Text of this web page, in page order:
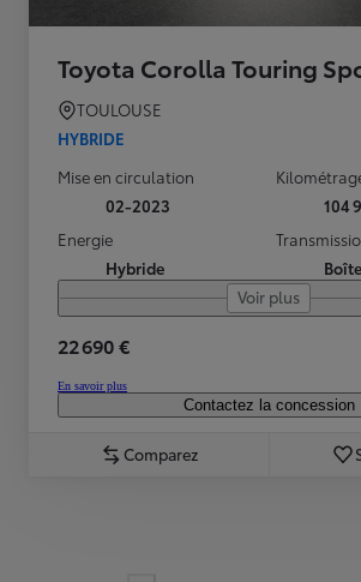
Toyota Corolla Touring
TOULOUSE
HYBRIDE
Mise en circulation
02-2023
104
Energie
Hybride
Voir plus
22 690 €
En savoir plus
Contactez la concession
Comparez